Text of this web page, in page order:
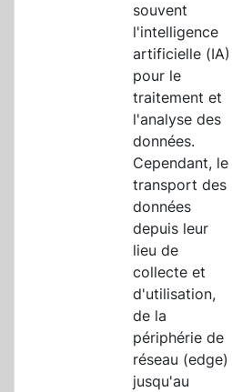
souvent
l'intelligence
artificielle (IA)
pour le
traitement et
l'analyse des
données.
Cependant, le
transport des
données
depuis leur
lieu de
collecte et
d'utilisation,
de la
périphérie de
réseau (edge)
jusqu'au